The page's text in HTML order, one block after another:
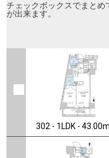
チェックボックスでまと
が出来ます。
302 - 1LDK - 43.00m